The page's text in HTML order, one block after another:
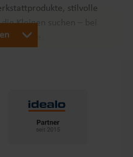
stilvolle
Kleinen suchen – bei
Produkte.
in Haus und Garten“ ist es
Kunden in Europa so
Durch unsere